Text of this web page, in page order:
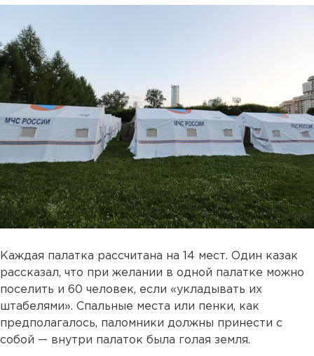
Каждая палатка рассчитана на 14 мест. Один казак
рассказал, что при желании в одной палатке можно
поселить и 60 человек, если «укладывать их
штабелями». Спальные места или пенки, как
предполагалось, паломники должны принести с
собой — внутри палаток была голая земля.